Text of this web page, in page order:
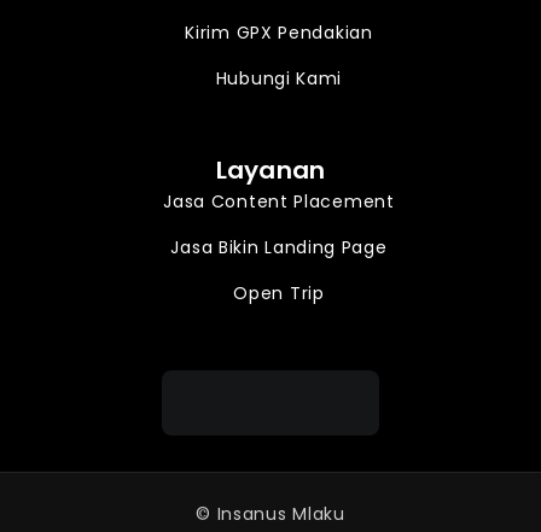
Kirim GPX Pendakian
Hubungi Kami
Layanan
Jasa Content Placement
Jasa Bikin Landing Page
Open Trip